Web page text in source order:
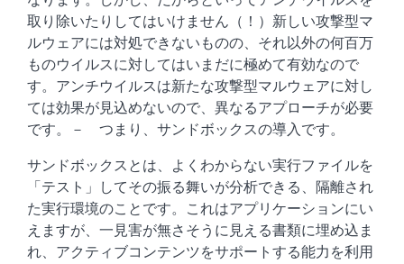
取り除いたりしてはいけません（！）新しい攻撃型マ
ルウェアには対処できないものの、それ以外の何百万
ものウイルスに対してはいまだに極めて有効なので
す。アンチウイルスは新たな攻撃型マルウェアに対し
ては効果が見込めないので、異なるアプローチが必要
です。－ つまり、サンドボックスの導入です。
サンドボックスとは、よくわからない実行ファイルを
「テスト」してその振る舞いが分析できる、隔離され
た実行環境のことです。これはアプリケーションにい
えますが、一見害が無さそうに見える書類に埋め込ま
れ、アクティブコンテンツをサポートする能力を利用